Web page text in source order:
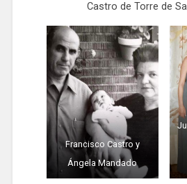
Castro de Torre de
Francisco Castro y
Ángela Mandado